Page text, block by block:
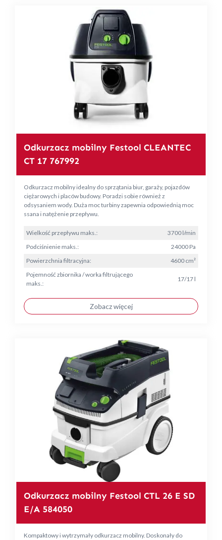
Odkurzacz mobilny Festool CLEANTEC
CT 17 767992
Odkurzacz mobilny idealny do sprzątania biur, garaży, pojazdów
ciężarowych i placów budowy. Poradzi sobie również z
odsysaniem wody. Duża moc turbiny zapewnia odpowiednią moc
ssana i natężenie przepływu.
Wielkość przepływu maks.:
3700 l/min
Podciśnienie maks.:
24000 Pa
Powierzchnia filtracyjna:
4600 cm²
Pojemność zbiornika / worka filtrującego
maks.:
17/17 l
Zobacz więcej
Odkurzacz mobilny Festool CTL 26 E SD
E/A 584050
Kompaktowy i wytrzymały odkurzacz mobilny. Doskonały do